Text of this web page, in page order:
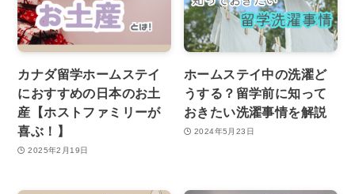
カナダ留学ホームステイ
におすすめの日本のお土
産【ホストファミリーが
喜ぶ！】
2025年2月19日
ホームステイ中の洗濯ど
うする？留学前に知って
おきたい洗濯事情を解説
2024年5月23日